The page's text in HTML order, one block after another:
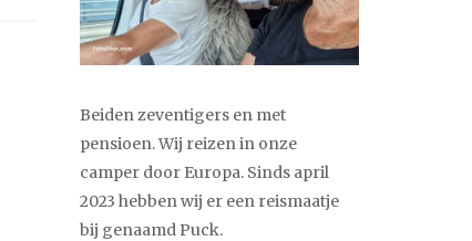
Beiden zeventigers en met
pensioen. Wij reizen in onze
camper door Europa. Sinds april
2023 hebben wij er een reismaatje
bij genaamd Puck.